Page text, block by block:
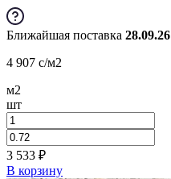
Ближайшая поставка 28.09.26
4 907 c/м2
м2
шт
3 533 ₽
В корзину